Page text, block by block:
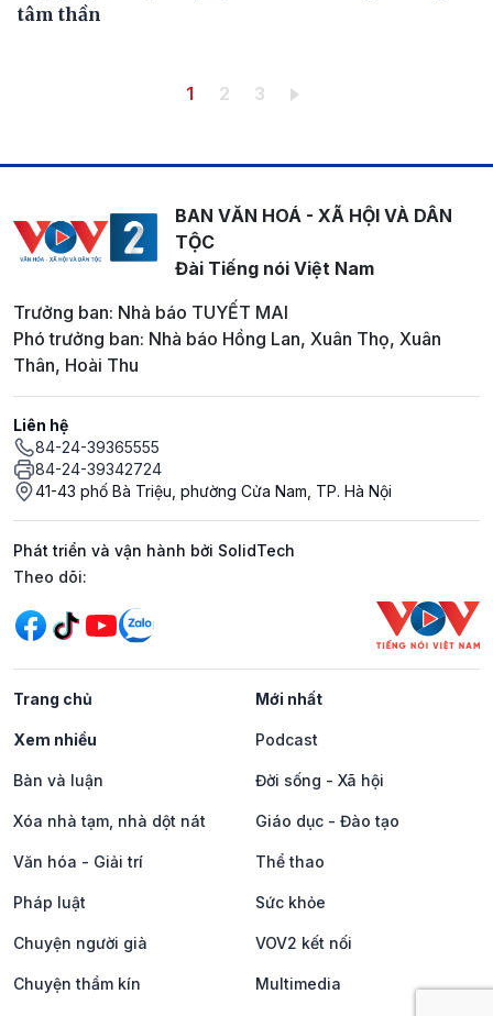
tâm thần
Trang hiện thời
1 Trang
2 Trang
3
BAN VĂN HOÁ - XÃ HỘI VÀ DÂN
TỘC
Đài Tiếng nói Việt Nam
Trưởng ban: Nhà báo TUYẾT MAI
Phó trưởng ban: Nhà báo Hồng Lan, Xuân Thọ, Xuân
Thân, Hoài Thu
Liên hệ
84-24-39365555
84-24-39342724
41-43 phố Bà Triệu, phường Cửa Nam, TP. Hà Nội
Phát triển và vận hành bởi SolidTech
Mạng xã hội
Theo dõi:
Trang chủ Mới nhất
Xem nhiều Podcast
Bàn và luận Đời sống - Xã hội
Xóa nhà tạm, nhà dột nát Giáo dục - Đào tạo
Văn hóa - Giải trí Thể thao
Pháp luật Sức khỏe
Chuyện người già VOV2 kết nối
Chuyện thầm kín Multimedia